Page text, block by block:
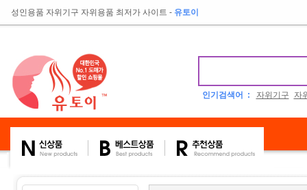
성인용품 자위기구 자위용품 최저가 사이트 - 유토이
인기검색어 : 자위기구 자